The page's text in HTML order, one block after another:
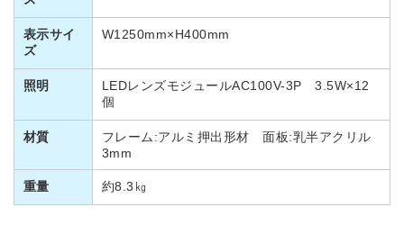
表示サイ
ズ
W1250mm×H400mm
照明
LEDレンズモジュールAC100V-3P 3.5W×12
個
材質
フレーム:アルミ押出形材 面板:乳半アクリル
3mm
重量 約8.3㎏